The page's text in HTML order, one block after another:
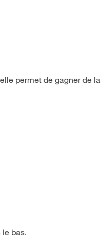
permet de gagner de la
bas.